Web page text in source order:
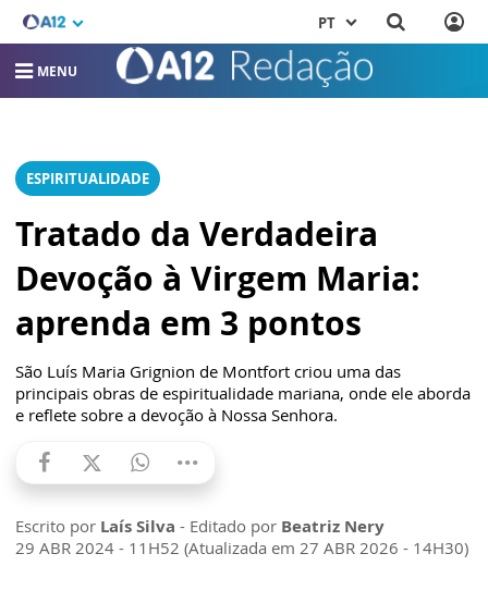
PT
MENU
ESPIRITUALIDADE
Tratado da Verdadeira
Devoção à Virgem Maria:
aprenda em 3 pontos
São Luís Maria Grignion de Montfort criou uma das
principais obras de espiritualidade mariana, onde ele aborda
e reflete sobre a devoção à Nossa Senhora.
Escrito por Laís Silva - Editado por Beatriz Nery
29 ABR 2024 - 11H52 (Atualizada em 27 ABR 2026 - 14H30)